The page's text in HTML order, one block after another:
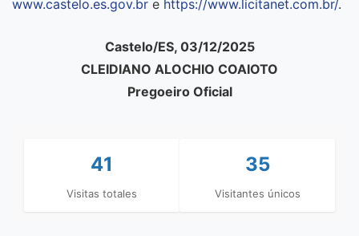
www.castelo.es.gov.br e https://www.licitanet.com.br/.
Castelo/ES, 03/12/2025
CLEIDIANO ALOCHIO COAIOTO
Pregoeiro Oficial
41
Visitas totales
35
Visitantes únicos